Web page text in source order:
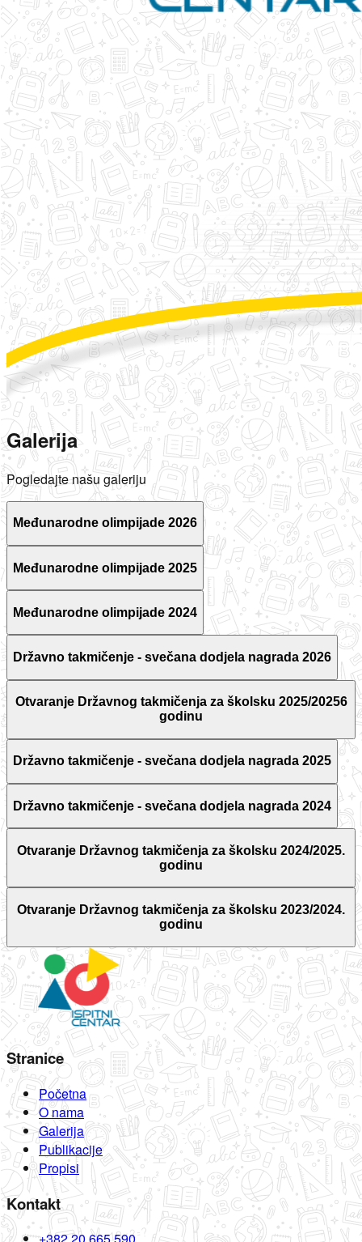
Galerija
Pogledajte našu galeriju
Međunarodne olimpijade 2026
Međunarodne olimpijade 2025
Međunarodne olimpijade 2024
Državno takmičenje - svečana dodjela nagrada 2026
Otvaranje Državnog takmičenja za školsku 2025/20256
godinu
Državno takmičenje - svečana dodjela nagrada 2025
Državno takmičenje - svečana dodjela nagrada 2024
Otvaranje Državnog takmičenja za školsku 2024/2025.
godinu
Otvaranje Državnog takmičenja za školsku 2023/2024.
godinu
Stranice
Početna
O nama
Galerija
Publikacije
Propisi
Kontakt